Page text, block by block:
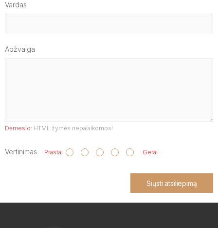
Vardas
Apžvalga
Dėmesio: HTML žymės nepalaikomos!
Vertinimas Prastai Gerai
Siųsti atsiliepimą